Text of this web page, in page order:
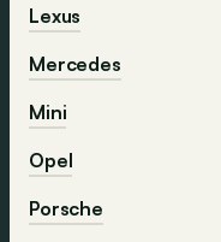
Lexus
Mercedes
Mini
Opel
Porsche